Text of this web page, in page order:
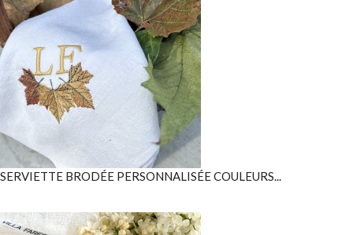
SERVIETTE BRODÉE PERSONNALISÉE COULEURS...